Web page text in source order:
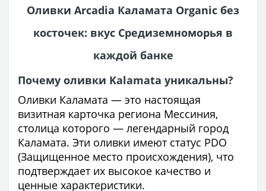
Оливки Arcadia Каламата Organic без
косточек: вкус Средиземноморья в
каждой банке
Почему оливки Kalamata уникальны?
Оливки Каламата — это настоящая
визитная карточка региона Мессиния,
столица которого — легендарный город
Каламата. Эти оливки имеют статус PDO
(Защищенное место происхождения), что
подтверждает их высокое качество и
ценные характеристики.